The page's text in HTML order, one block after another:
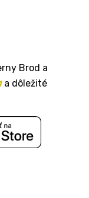
Brod a
a dôležité